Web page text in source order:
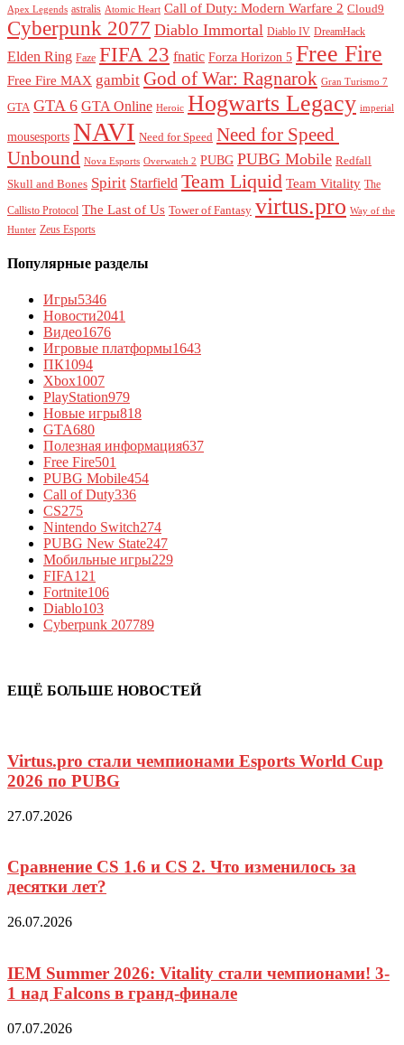
Apex Legends astralis Atomic Heart Call of Duty: Modern Warfare 2 Cloud9
Cyberpunk 2077 Diablo Immortal Diablo IV DreamHack
Elden Ring Faze FIFA 23 fnatic Forza Horizon 5 Free Fire
Free Fire MAX gambit God of War: Ragnarok Gran Turismo 7
GTA GTA 6 GTA Online Heroic Hogwarts Legacy imperial
mousesports NAVI Need for Speed Need for Speed ​​
Unbound Nova Esports Overwatch 2 PUBG PUBG Mobile Redfall
Skull and Bones Spirit Starfield Team Liquid Team Vitality The
Callisto Protocol The Last of Us Tower of Fantasy virtus.pro Way of the
Hunter Zeus Esports
Популярные разделы
Игры5346
Новости2041
Видео1676
Игровые платформы1643
ПК1094
Xbox1007
PlayStation979
Новые игры818
GTA680
Полезная информация637
Free Fire501
PUBG Mobile454
Call of Duty336
CS275
Nintendo Switch274
PUBG New State247
Мобильные игры229
FIFA121
Fortnite106
Diablo103
Cyberpunk 207789
ЕЩЁ БОЛЬШЕ НОВОСТЕЙ
Virtus.pro стали чемпионами Esports World Cup
2026 по PUBG
27.07.2026
Сравнение CS 1.6 и CS 2. Что изменилось за
десятки лет?
26.07.2026
IEM Summer 2026: Vitality стали чемпионами! 3-
1 над Falcons в гранд-финале
07.07.2026